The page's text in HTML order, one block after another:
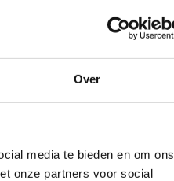
Over
media te bieden en om ons
onze partners voor social